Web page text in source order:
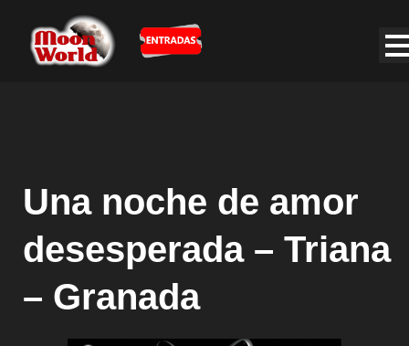
Una noche de amor
desesperada – Triana
– Granada